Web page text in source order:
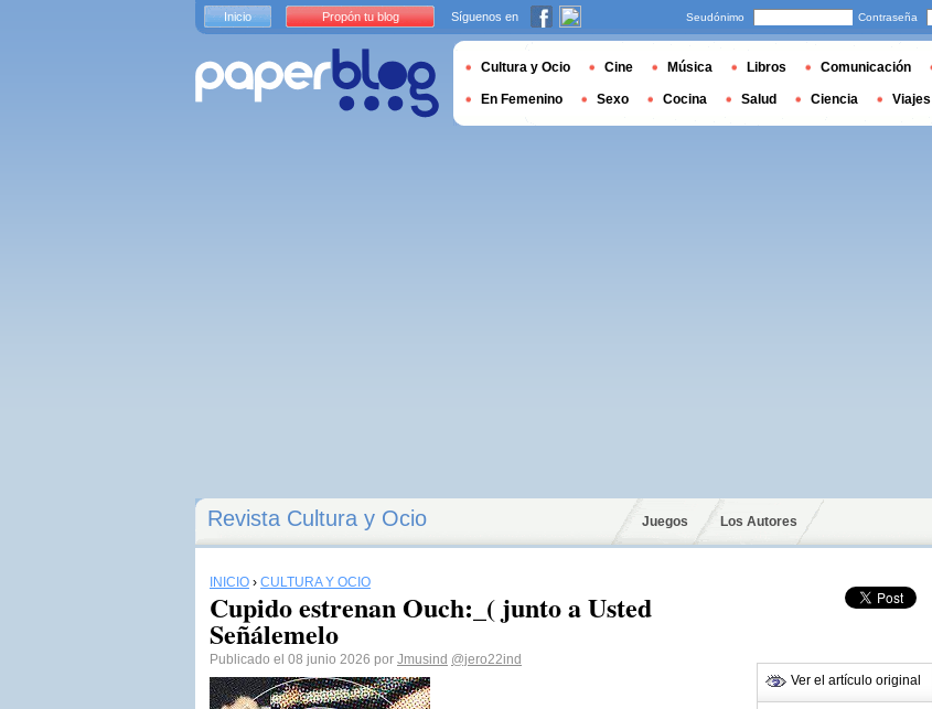
Revista Cultura y Ocio Juegos Los Autores
INICIO › CULTURA Y OCIO
Cupido estrenan Ouch:_( junto a Usted
Señálemelo
Publicado el 08 junio 2026 por Jmusind @jero22ind
Ver el artículo original
Inicio Propón tu blog Síguenos en Seudónimo Contraseña
Cultura y Ocio Cine Música Libros Comunicación
En Femenino Sexo Cocina Salud Ciencia Viajes